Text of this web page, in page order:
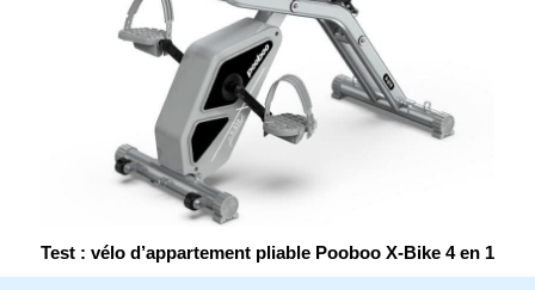
Test : vélo d’appartement pliable Pooboo X-Bike 4 en 1